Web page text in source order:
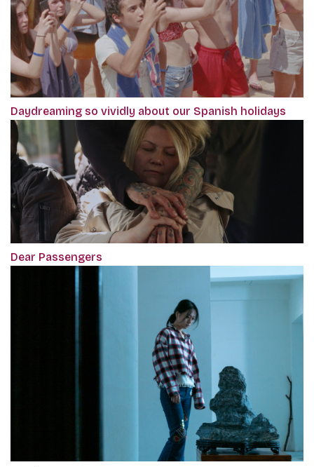
Daydreaming so vividly about our Spanish holidays
Dear Passengers